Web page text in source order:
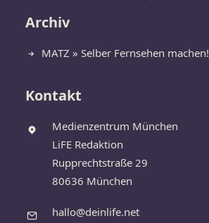
Archiv
MATZ » Selber Fernsehen machen!
Kontakt
Medienzentrum München
LiFE Redaktion
Rupprechtstraße 29
80636 München
hallo@deinlife.net